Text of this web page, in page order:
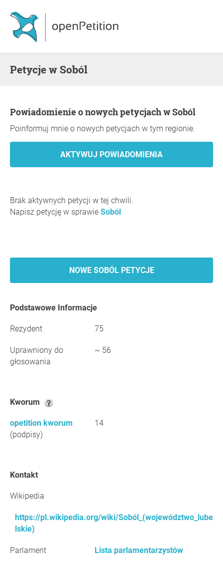
Petycje w Soból
Powiadomienie o nowych petycjach w Soból
Poinformuj mnie o nowych petycjach w tym regionie.
Brak aktywnych petycji w tej chwili.
Napisz petycję w sprawie Soból
NOWE SOBÓL PETYCJE
Podstawowe Informacje
Rezydent 75
Uprawniony do
głosowania
~ 56
Kworum
opetition kworum
(podpisy)
14
Kontakt
Wikipedia
https://pl.wikipedia.org/wiki/Soból_(województwo_lube
lskie)
Parlament Lista parlamentarzystów